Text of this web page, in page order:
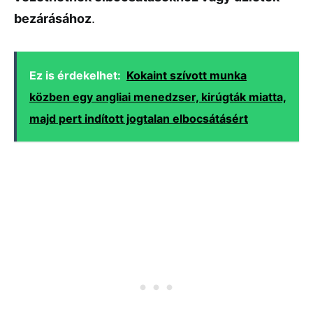
bezárásához.
Ez is érdekelhet: Kokaint szívott munka
közben egy angliai menedzser, kirúgták miatta,
majd pert indított jogtalan elbocsátásért